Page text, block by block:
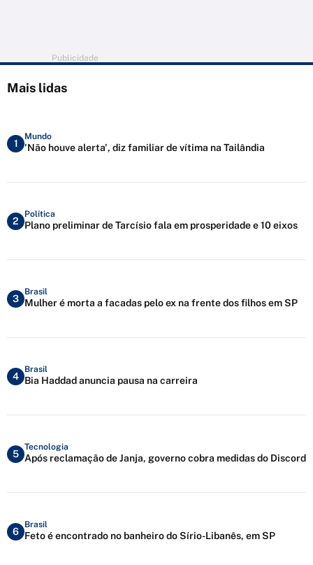
Publicidade
Mais lidas
1
Mundo
'Não houve alerta', diz familiar de vítima na Tailândia
2
Política
Plano preliminar de Tarcísio fala em prosperidade e 10 eixos
3
Brasil
Mulher é morta a facadas pelo ex na frente dos filhos em SP
4
Brasil
Bia Haddad anuncia pausa na carreira
5
Tecnologia
Após reclamação de Janja, governo cobra medidas do Discord
6
Brasil
Feto é encontrado no banheiro do Sírio-Libanês, em SP